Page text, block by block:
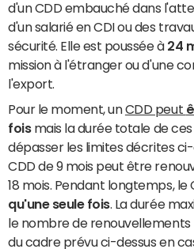
d'un CDD embauché dans
d'un salarié en CDI ou des
sécurité. Elle est poussée à 24
mission à l'étranger ou d'une
l'export.
Pour le moment, unCDD peut
foismais la durée totale de
dépasser les limites décrites
CDD de 9 mois peut être
18 mois. Pendant longtemps, le
qu'une seule fois. La durée
le nombre de
du cadre prévu ci-dessus en